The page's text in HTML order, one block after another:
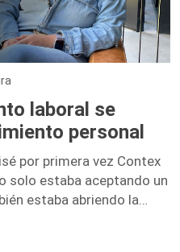
laboral se
personal
por primera vez Contex
solo estaba aceptando un
estaba abriendo la
después, puedo afirmar